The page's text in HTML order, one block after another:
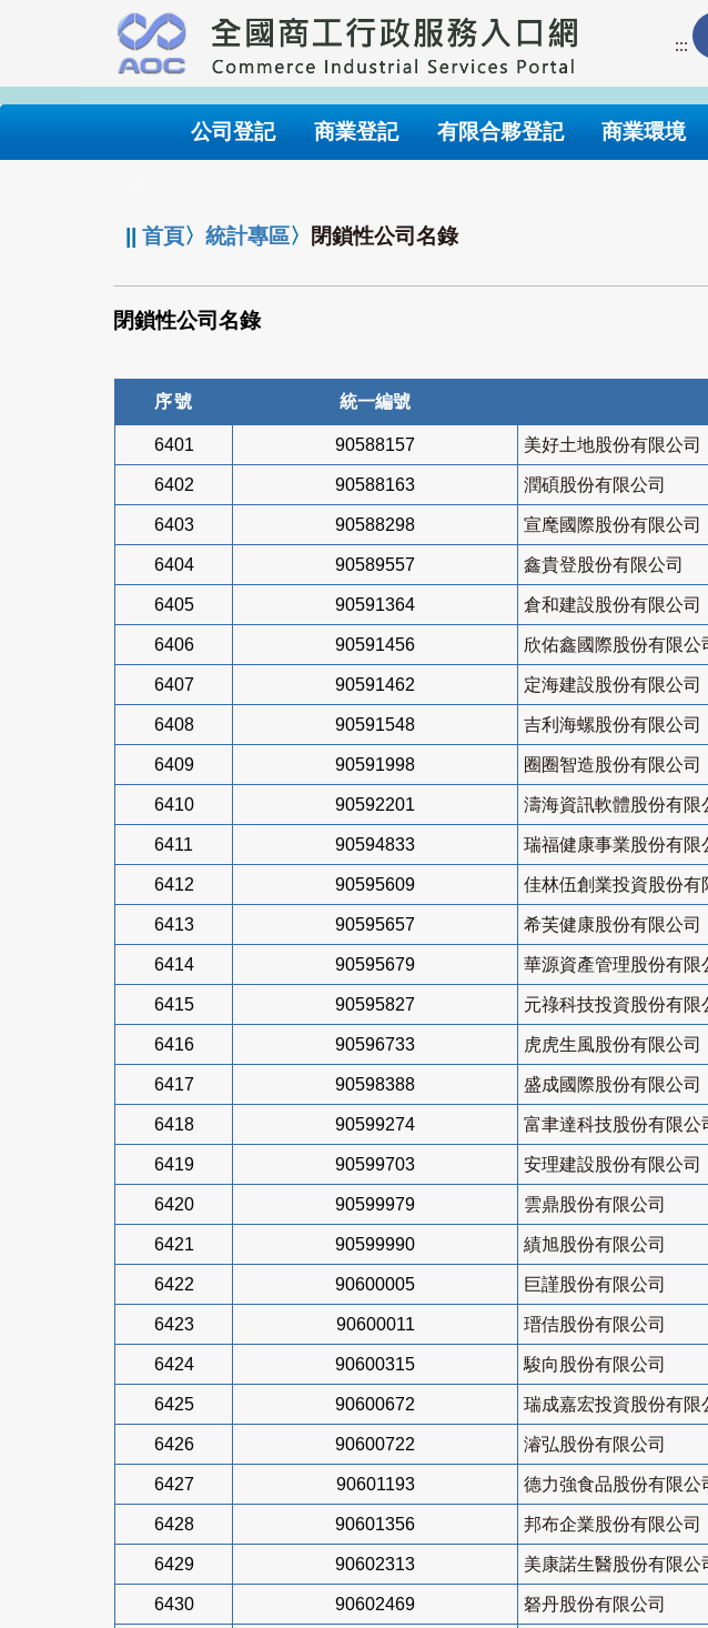
要
內
:::
公司登記 商業登記 有限合夥登記 商業環境
||首頁〉統計專區〉 閉鎖性公司名錄
閉鎖性公司名錄
序號 統一編號
6401 90588157 美好土地股份有限公司
6402 90588163 潤碩股份有限公司
6403 90588298 宣麾國際股份有限公司
6404 90589557 鑫貴登股份有限公司
6405 90591364 倉和建設股份有限公司
6406 90591456 欣佑鑫國際股份有限公
6407 90591462 定海建設股份有限公司
6408 90591548 吉利海螺股份有限公司
6409 90591998 圈圈智造股份有限公司
6410 90592201 濤海資訊軟體股份有限
6411 90594833 瑞福健康事業股份有限
6412 90595609 佳林伍創業投資股份有
6413 90595657 希芙健康股份有限公司
6414 90595679 華源資產管理股份有限
6415 90595827 元祿科技投資股份有限
6416 90596733 虎虎生風股份有限公司
6417 90598388 盛成國際股份有限公司
6418 90599274 富聿達科技股份有限公
6419 90599703 安理建設股份有限公司
6420 90599979 雲鼎股份有限公司
6421 90599990 績旭股份有限公司
6422 90600005 巨謹股份有限公司
6423 90600011 瑨佶股份有限公司
6424 90600315 駿向股份有限公司
6425 90600672 瑞成嘉宏投資股份有限
6426 90600722 濬弘股份有限公司
6427 90601193 德力強食品股份有限公
6428 90601356 邦布企業股份有限公司
6429 90602313 美康諾生醫股份有限公
6430 90602469 砮丹股份有限公司